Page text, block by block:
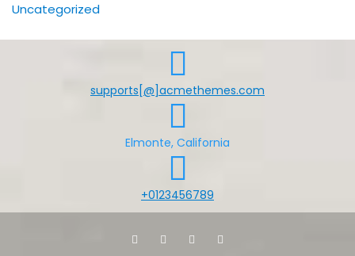
Uncategorized
supports[@]acmethemes.com
Elmonte, California
+0123456789